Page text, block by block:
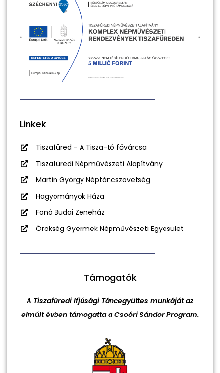
Linkek
Tiszafüred - A Tisza-tó fővárosa
Tiszafüredi Népművészeti Alapítvány
Martin György Néptáncszövetség
Hagyományok Háza
Fonó Budai Zeneház
Örökség Gyermek Népművészeti Egyesület
Támogatók
A Tiszafüredi Ifjúsági Táncegyüttes munkáját az
elmúlt évben támogatta a Csoóri Sándor Program.